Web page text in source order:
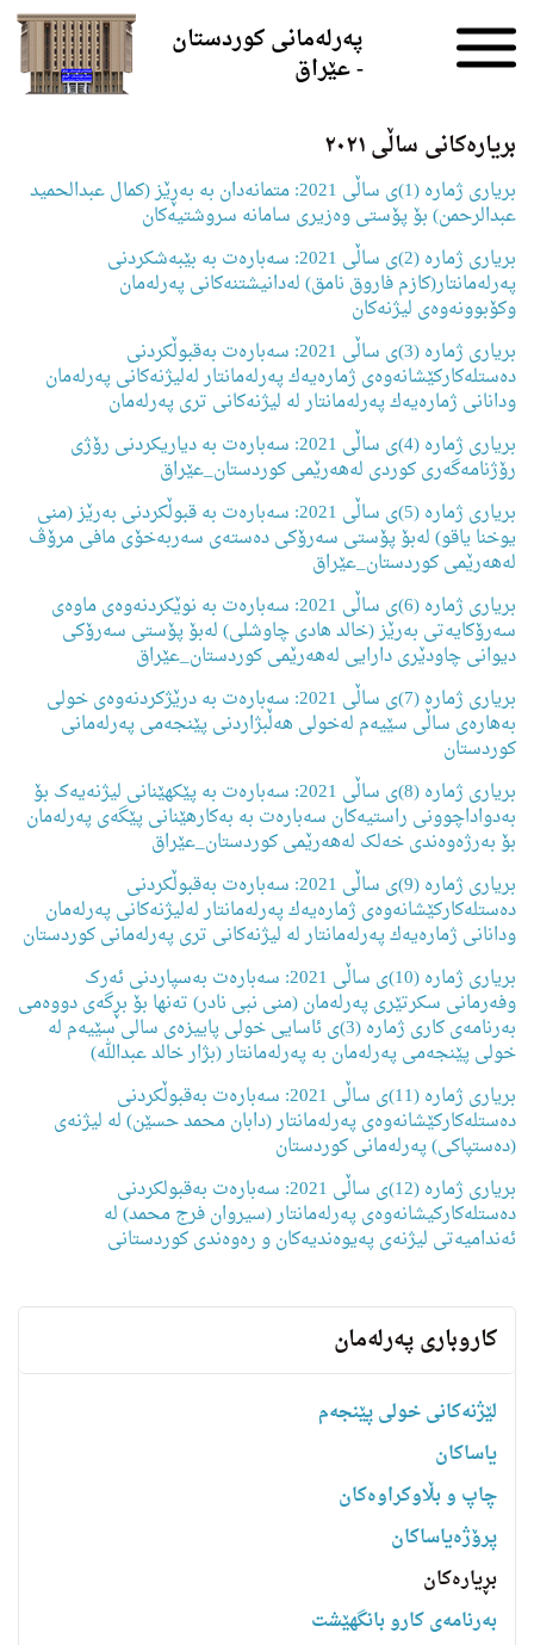
پەرلەمانی کوردستان
- عێراق
بریارەکانی ساڵی ٢٠٢١
بریاری ژمارە (1)ی ساڵی 2021: متمانەدان بە بەڕێز (كمال عبدالحمید
عبدالرحمن) بۆ پۆستی وەزیری سامانە سروشتیەكان
بریاری ژمارە (2)ی ساڵی 2021: سەبارەت بە بێبەشكردنی
پەرلەمانتار(كازم فاروق نامق) لەدانیشتنەكانی پەرلەمان
وكۆبوونەوەی لیژنەكان
بریاری ژمارە (3)ی ساڵی 2021: سەبارەت بەقبوڵكردنی
دەستلەكاركێشانەوەی ژمارەیەك پەرلەمانتار لەلیژنەكانی پەرلەمان
ودانانی ژمارەیەك پەرلەمانتار لە لیژنەكانی تری پەرلەمان
بریاری ژمارە (4)ی ساڵی 2021: سەبارەت بە دیاریكردنی رۆژی
رۆژنامەگەری كوردی لەهەرێمی كوردستان_عێراق
بریاری ژمارە (5)ی ساڵی 2021: سەبارەت بە قبوڵكردنی بەرێز (منی
یوخنا یاقو) لەبۆ پۆستی سەرۆكی دەستەی سەربەخۆی مافی مرۆڤ
لەهەرێمی كوردستان_عێراق
بریاری ژمارە (6)ی ساڵی 2021: سەبارەت بە نوێکردنەوەی ماوەی
سەرۆکایەتی بەرێز (خالد هادی چاوشلی) لەبۆ پۆستی سەرۆكی
دیوانی چاودێری دارایی لەهەرێمی كوردستان_عێراق
بریاری ژمارە (7)ی ساڵی 2021: سەبارەت بە درێژكردنەوەی خولی
بەهارەی ساڵی سێیەم لەخولی هەڵبژاردنی پێنجەمی پەرلەمانی
كوردستان
بریاری ژمارە (8)ی ساڵی 2021: سەبارەت بە پێکهێنانی لیژنەیەک بۆ
بەدواداچوونی راستیەکان سەبارەت بە بەکارهێنانی پێگەی پەرلەمان
بۆ بەرژەوەندی خەلک لەهەرێمی كوردستان_عێراق
بریاری ژمارە (9)ی ساڵی 2021: سەبارەت بەقبوڵكردنی
دەستلەكاركێشانەوەی ژمارەیەك پەرلەمانتار لەلیژنەكانی پەرلەمان
ودانانی ژمارەیەك پەرلەمانتار لە لیژنەكانی تری پەرلەمانی كوردستان
بریاری ژمارە (10)ی ساڵی 2021: سەبارەت بەسپاردنی ئەرک
وفەرمانی سکرتێری پەرلەمان (منی نبی نادر) تەنها بۆ بڕگەی دووەمی
بەرنامەی کاری ژمارە (3)ی ئاسایی خولی پاییزەی سالی سێیەم لە
خولی پێنجەمی پەرلەمان بە پەرلەمانتار (بژار خالد عبداللە)
بریاری ژمارە (11)ی ساڵی 2021: سەبارەت بەقبوڵكردنی
دەستلەكاركێشانەوەی پەرلەمانتار (دابان محمد حسێن) لە لیژنەی
(دەستپاکی) پەرلەمانی كوردستان
بریاری ژمارە (12)ی ساڵی 2021: سەبارەت بەقبولکردنی
دەستلەکارکیشانەوەی پەرلەمانتار (سیروان فرج محمد) لە
ئەندامیەتی لیژنەی پەیوەندیەکان و رەوەندی کوردستانی
کاروباری پەرلەمان
لێژنەکانی خولی پێنجەم
یاساكان
چاپ و بڵاوکراوەکان
پرۆژەیاساکان
بڕیارەکان
به‌رنامه‌ى كارو بانگهێشت